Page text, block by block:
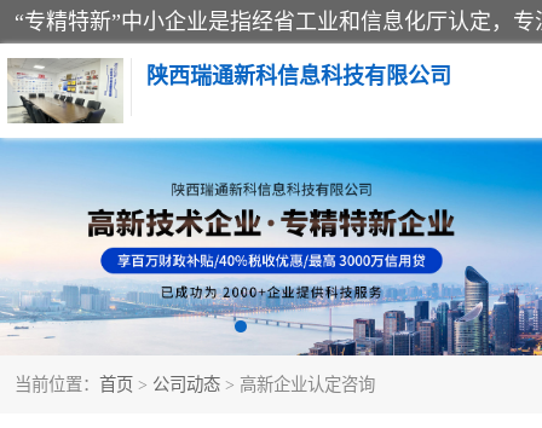
陕西瑞通新科信息科技有限公司
当前位置： 首页 > 公司动态 > 高新企业认定咨询